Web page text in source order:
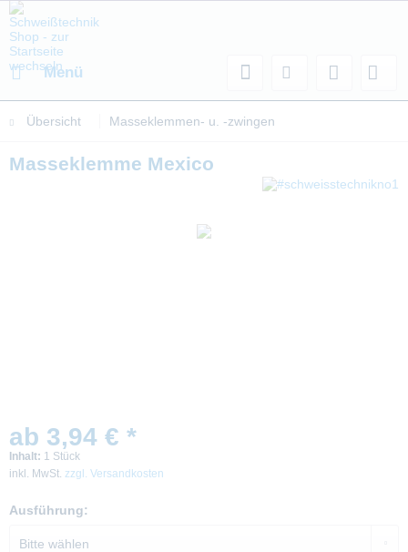
Menü
Übersicht Masseklemmen- u. -zwingen
Masseklemme Mexico
ab 3,94 € *
Inhalt: 1 Stück
inkl. MwSt. zzgl. Versandkosten
Ausführung: